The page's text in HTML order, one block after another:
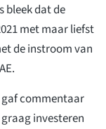
bleek dat de
met maar liefst
de instroom van
gaf commentaar
investeren